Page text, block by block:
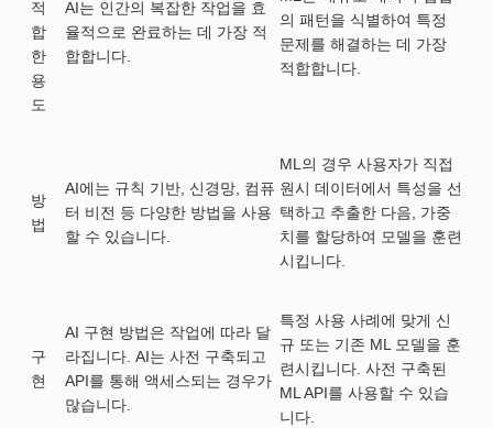
적
합
한
용
도
AI는 인간의 복잡한 작업을 효
율적으로 완료하는 데 가장 적
합합니다.
의 패턴을 식별하여 특정
문제를 해결하는 데 가장
적합합니다.
방
법
AI에는 규칙 기반, 신경망, 컴퓨
터 비전 등 다양한 방법을 사용
할 수 있습니다.
ML의 경우 사용자가 직접
원시 데이터에서 특성을 선
택하고 추출한 다음, 가중
치를 할당하여 모델을 훈련
시킵니다.
구
현
AI 구현 방법은 작업에 따라 달
라집니다. AI는 사전 구축되고
API를 통해 액세스되는 경우가
많습니다.
특정 사용 사례에 맞게 신
규 또는 기존 ML 모델을 훈
련시킵니다. 사전 구축된
ML API를 사용할 수 있습
니다.